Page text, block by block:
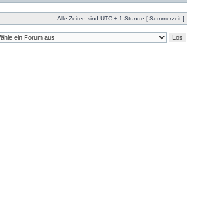
Alle Zeiten sind UTC + 1 Stunde [ Sommerzeit ]